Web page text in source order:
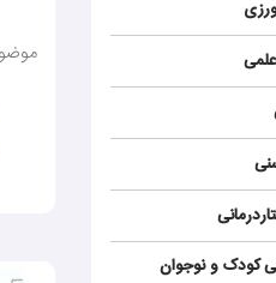
کودک و نوجوان